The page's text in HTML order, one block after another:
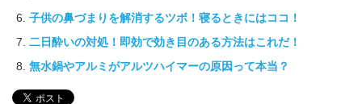
子供の鼻づまりを解消するツボ！寝るときにはココ！
二日酔いの対処！即効で効き目のある方法はこれだ！
無水鍋やアルミがアルツハイマーの原因って本当？